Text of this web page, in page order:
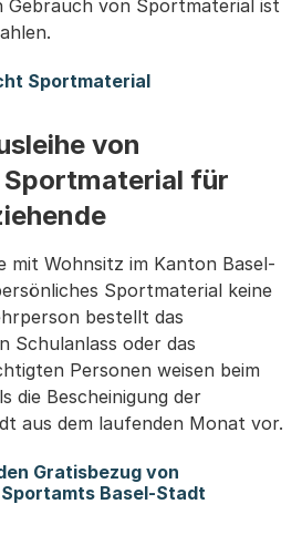
Gebrauch von Sportmaterial ist
Sportmaterial(Startet einen
von
für
mit Wohnsitz im Kanton Basel-
Sportmaterial keine
bestellt das
Schulanlass oder das
Personen weisen beim
die Bescheinigung der
aus dem laufenden Monat vor.
Gratisbezug von
Basel-Stadt